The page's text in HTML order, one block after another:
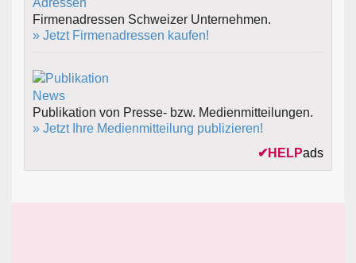
Firmenadressen Schweizer Unternehmen.
» Jetzt Firmenadressen kaufen!
Publikation von Presse- bzw. Medienmitteilungen.
» Jetzt Ihre Medienmitteilung publizieren!
✔ HELPads